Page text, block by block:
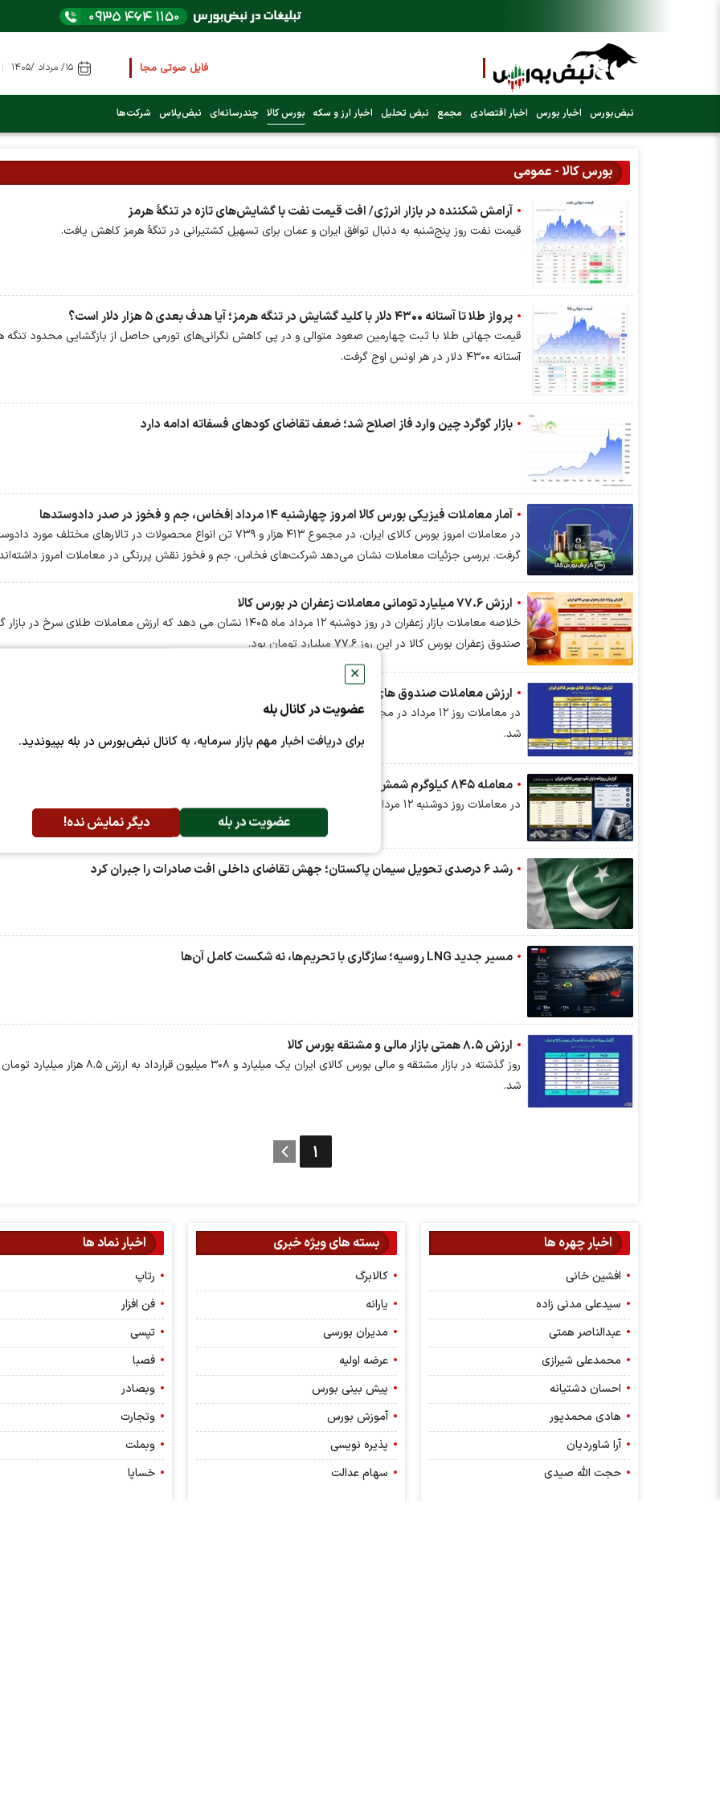
فایل صوتی مجامع و کنفرانس هارا از اینجا گوش
عرضه اولیه بعدی کدام نماد است؟ (کلیک کنید)
فوری:شاخص کل کانال 4 میلیون واحد را رد کرد
نبض‌بورس اخبار بورس اخبار اقتصادی مجمع نبض تحلیل اخبار ارز و سکه بورس کالا چندرسانه‌ای نبض‌پلاس شرکت‌ها
✕
عضویت در کانال بله
برای دریافت اخبار مهم بازار سرمایه، به کانال نبض‌بورس در بله بپیوندید.
عضویت در بله دیگر نمایش نده!
بورس کالا - عمومی
آرامش شکننده در بازار انرژی/ افت قیمت نفت با گشایش‌های تازه در تنگۀ هرمز
قیمت نفت روز پنج‌شنبه به دنبال توافق ایران و عمان برای تسهیل کشتیرانی در تنگۀ هرمز کاهش یافت.
پرواز طلا تا آستانه ۴۳۰۰ دلار با کلید گشایش در تنگه هرمز؛ آیا هدف بعدی ۵ هزار دلار است؟
قیمت جهانی طلا با ثبت چهارمین صعود متوالی و در پی کاهش نگرانی‌های تورمی حاصل از بازگشایی محدود تنگه
آستانه ۴۳۰۰ دلار در هر اونس اوج گرفت.
بازار گوگرد چین وارد فاز اصلاح شد؛ ضعف تقاضای کودهای فسفاته ادامه دارد
آمار معاملات فیزیکی بورس کالا امروز چهارشنبه ۱۴ مرداد |فخاس، جم و فخوز در صدر دادوستد‌ها
در معاملات امروز بورس کالای ایران، در مجموع ۴۱۳ هزار و ۷۳۹ تن انواع محصولات در تالار‌های مختلف مورد
گرفت. بررسی جزئیات معاملات نشان می‌دهد شرکت‌های فخاس، جم و فخوز نقش پررنگی در معاملات امروز
خلاصه معاملات بازار زعفران در روز دوشنبه ۱۲ مرداد ماه ۱۴۰۵ نشان می دهد که ارزش معاملات طلای سرخ در
صندوق زعفران بورس کالا در این روز ۷۷.۶ میلیارد تومان بود.
در معاملات روز ۱۲ مرداد در مجموع ۷۴۶ میلیون و ۷۶۴ هزار و ۷۱۱ واحد صندوق‌ طلا به
شد.
معامله ۸۴۵ کیلوگرم شمش نقره در بورس کالا
در معاملات روز دوشنبه ۱۲ مرداد ماه در بازار گواهی سپرده، ۸۴۵ کیلوگرم شمش نقره به ارزش ۳۳۶.۲ میلیارد تومان معامله شد.
رشد ۶ درصدی تحویل سیمان پاکستان؛ جهش تقاضای داخلی افت صادرات را جبران کرد
مسیر جدید LNG روسیه؛ سازگاری با تحریم‌ها، نه شکست کامل آن‌ها
روز گذشته در بازار مشتقه و مالی بورس کالای ایران یک میلیارد و ۳۰۸ میلیون قرارداد
شد.
۱
اخبار چهره ها
افشین خانی
سیدعلی مدنی زاده
عبدالناصر همتی
محمدعلی شیرازی
احسان دشتیانه
هادی محمدپور
آرا شاوردیان
حجت الله صیدی
بسته های ویژه خبری
کالابرگ
یارانه
مدیران بورسی
عرضه اولیه
پیش بینی بورس
آموزش بورس
پذیره نویسی
سهام عدالت
اخبار نماد ها
رتاپ
فن افزار
تپسی
فصبا
وبصادر
وتجارت
وبملت
خساپا